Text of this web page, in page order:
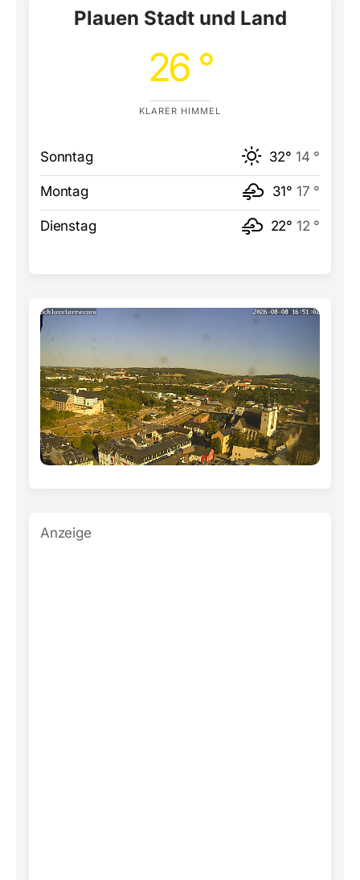
Plauen Stadt und Land
26 °
KLARER HIMMEL
Sonntag 32° 14 °
Montag 31° 17 °
Dienstag 22° 12 °
Anzeige